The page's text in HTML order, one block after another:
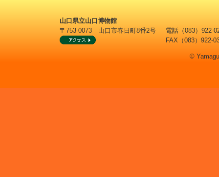
山口県立山口博物館
〒753-0073 山口市春日町8番2号
電話（083）922-
FAX（083）922-
©